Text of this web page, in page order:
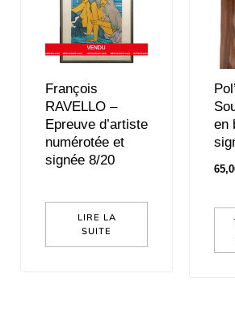
François
RAVELLO –
Epreuve d’artiste
numérotée et
signée 8/20
LIRE LA
SUITE
en